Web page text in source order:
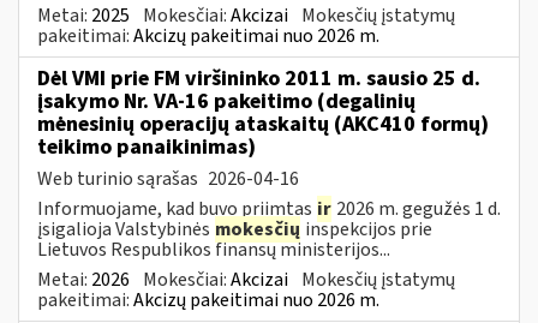
Metai: 2025 Mokesčiai:Akcizai Mokesčių įstatymų
pakeitimai:Akcizų pakeitimai nuo 2026 m.
Dėl VMI prie FM viršininko 2011 m. sausio 25 d.
įsakymo Nr. VA-16 pakeitimo (degalinių
mėnesinių operacijų ataskaitų (AKC410 formų)
teikimo panaikinimas)
Web turinio sąrašas 2026-04-16
Informuojame, kad buvo priimtas ir 2026 m. gegužės 1 d.
įsigalioja Valstybinės mokesčių inspekcijos prie
Lietuvos Respublikos finansų ministerijos...
Metai: 2026 Mokesčiai:Akcizai Mokesčių įstatymų
pakeitimai:Akcizų pakeitimai nuo 2026 m.